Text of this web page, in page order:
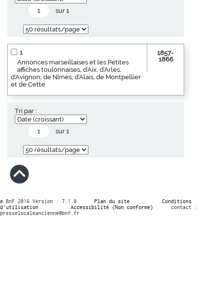
sur 1
1
Annonces marseillaises et les Petites
affiches toulonnaises, d'Aix, d'Arles,
d'Avignon, de Nîmes, d'Alais, de Montpellier
et de Cette
1857-
1866
Tri par :
sur 1
© BnF 2016 Version : 7.1.0 Plan du site
Conditions
d’utilisation
Accessibilité (Non conforme)
contact :
presselocaleancienne@bnf.fr